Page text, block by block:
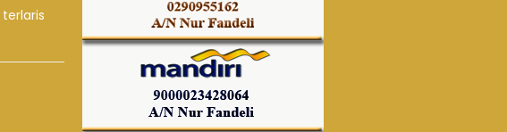
terlaris